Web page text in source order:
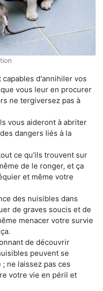
d'annihiler vos
vous leur en procurer
ne tergiversez pas à
vous aideront à abriter
dangers liés à la
ce qu'ils trouvent sur
de le ronger, et ça
et même votre
des nuisibles dans
de graves soucis et de
menacer votre survie
de découvrir
peuvent se
ne laissez pas ces
votre vie en péril et